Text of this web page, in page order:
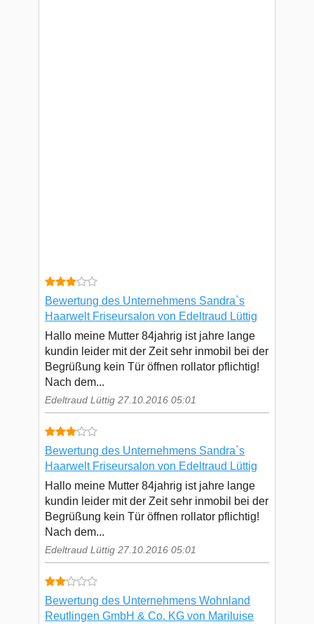
Bewertung des Unternehmens Sandra`s
Haarwelt Friseursalon von Edeltraud Lüttig
Hallo meine Mutter 84jahrig ist jahre lange
kundin leider mit der Zeit sehr inmobil bei der
Begrüßung kein Tür öffnen rollator pflichtig!
Nach dem...
Edeltraud Lüttig 27.10.2016 05:01
Bewertung des Unternehmens Sandra`s
Haarwelt Friseursalon von Edeltraud Lüttig
Hallo meine Mutter 84jahrig ist jahre lange
kundin leider mit der Zeit sehr inmobil bei der
Begrüßung kein Tür öffnen rollator pflichtig!
Nach dem...
Edeltraud Lüttig 27.10.2016 05:01
Bewertung des Unternehmens Wohnland
Reutlingen GmbH & Co. KG von Mariluise